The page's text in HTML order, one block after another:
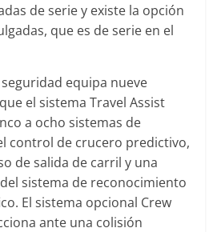
de serie y existe la opción
que es de serie en el
equipa nueve
el sistema Travel Assist
a ocho sistemas de
control de crucero predictivo,
de salida de carril y una
sistema de reconocimiento
El sistema opcional Crew
ante una colisión